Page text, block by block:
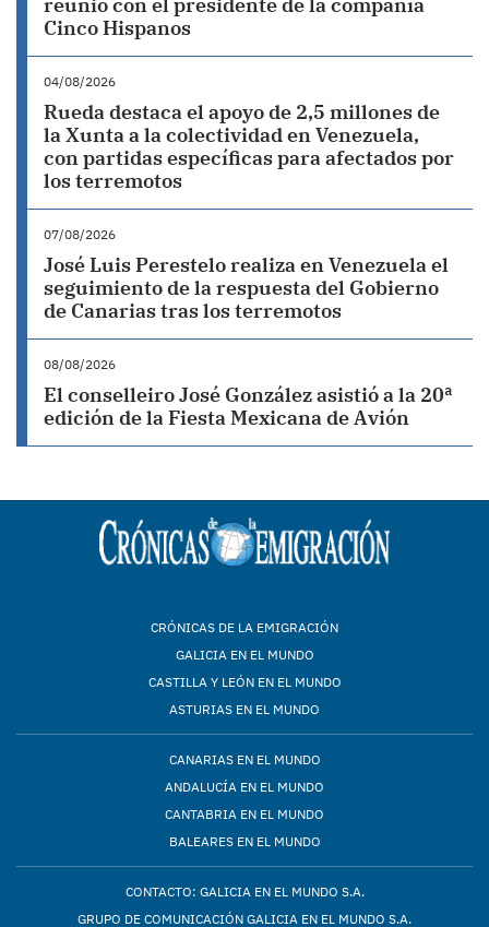
Cinco Hispanos
04/08/2026
Rueda destaca el apoyo de 2,5 millones de
la Xunta a la colectividad en Venezuela,
con partidas específicas para afectados por
los terremotos
07/08/2026
José Luis Perestelo realiza en Venezuela el
seguimiento de la respuesta del Gobierno
de Canarias tras los terremotos
08/08/2026
El conselleiro José González asistió a la 20ª
edición de la Fiesta Mexicana de Avión
CRÓNICAS DE LA EMIGRACIÓN
GALICIA EN EL MUNDO
CASTILLA Y LEÓN EN EL MUNDO
ASTURIAS EN EL MUNDO
CANARIAS EN EL MUNDO
ANDALUCÍA EN EL MUNDO
CANTABRIA EN EL MUNDO
BALEARES EN EL MUNDO
CONTACTO: GALICIA EN EL MUNDO S.A.
GRUPO DE COMUNICACIÓN GALICIA EN EL MUNDO S.A.